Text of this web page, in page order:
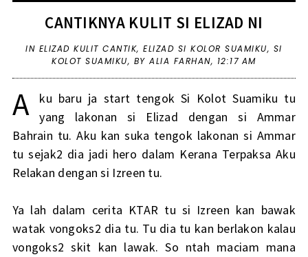
CANTIKNYA KULIT SI ELIZAD NI
IN ELIZAD KULIT CANTIK,ELIZAD SI KOLOR SUAMIKU, SI
KOLOT SUAMIKU, BY ALIA FARHAN, 12:17 AM
A
ku baru ja start tengok Si Kolot Suamiku tu
yang lakonan si Elizad dengan si Ammar
Bahrain tu. Aku kan suka tengok lakonan si Ammar
tu sejak2 dia jadi hero dalam Kerana Terpaksa Aku
Relakan dengan si Izreen tu.
Ya lah dalam cerita KTAR tu si Izreen kan bawak
watak vongoks2 dia tu. Tu dia tu kan berlakon kalau
vongoks2 skit kan lawak. So ntah maciam mana